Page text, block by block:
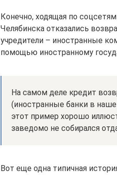
Конечно, ходящая по
Челябинска отказались
учредители – иностранные
помощью иностранному
На самом деле кредит
(иностранные банки в
этот пример хорошо
заведомо не собирался
Вот еще одна типичная